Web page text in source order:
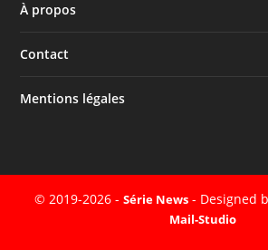
À propos
Contact
Mentions légales
© 2019-2026 - Série News- Designed
Mail-Studio